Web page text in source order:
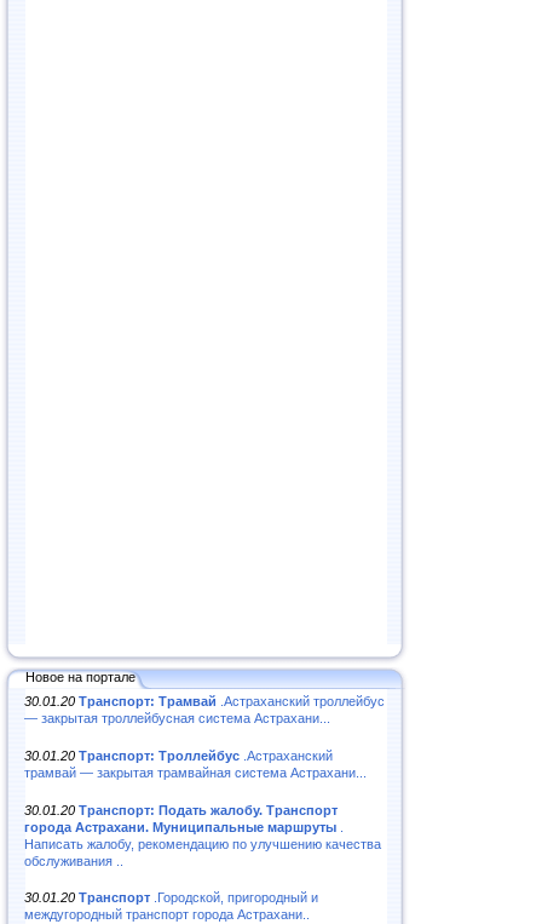
Новое на портале
30.01.20 Транспорт: Трамвай .Астраханский троллейбус
— закрытая троллейбусная система Астрахани...
30.01.20 Транспорт: Троллейбус .Астраханский
трамвай — закрытая трамвайная система Астрахани...
30.01.20 Транспорт: Подать жалобу. Транспорт
города Астрахани. Муниципальные маршруты
Написать жалобу, рекомендацию по улучшению качества
обслуживания ..
30.01.20 Транспорт .Городской, пригородный и
междугородный транспорт города Астрахани..